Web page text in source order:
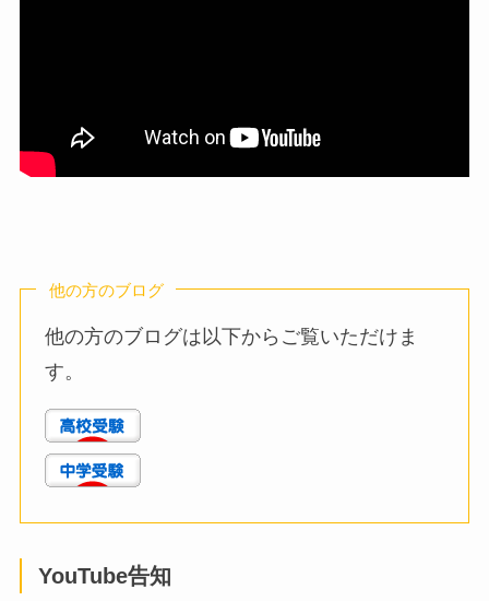
他の方のブログ
他の方のブログは以下からご覧いただけま
す。
YouTube告知